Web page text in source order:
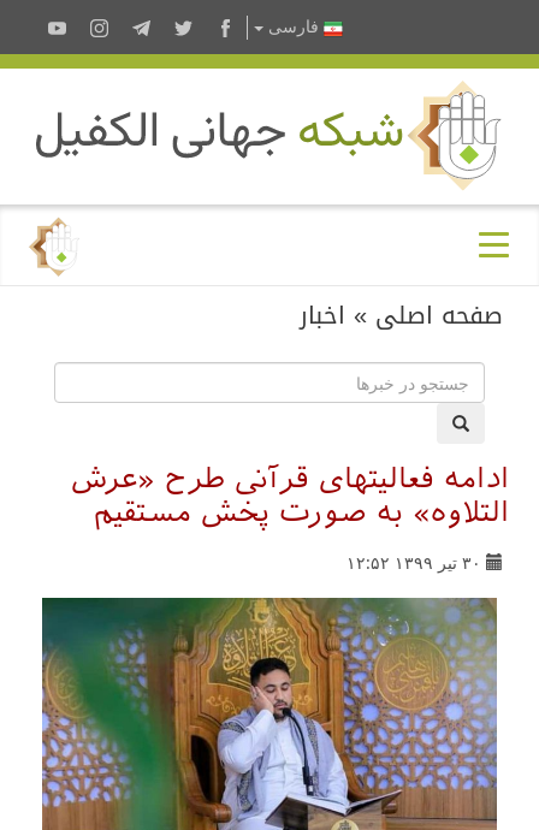
فارسى
صفحه اصلی » اخبار
ادامه فعالیتهای قرآنی طرح «عرش
التلاوه» به صورت پخش مستقیم
۳۰ تیر ۱۳۹۹ ۱۲:۵۲